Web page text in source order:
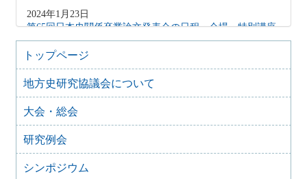
2024年1月23日
第65回日本史関係卒業論文発表会の日程・会場・特別講座
について
2023年3月20日
第64回日本史関係卒業論文発表会の日程・会場・特別講座
について
2022年3月17日
第63回日本史関係卒業論文発表会
2021年4月21日
トップページ
地方史研究協議会について
大会・総会
研究例会
シンポジウム